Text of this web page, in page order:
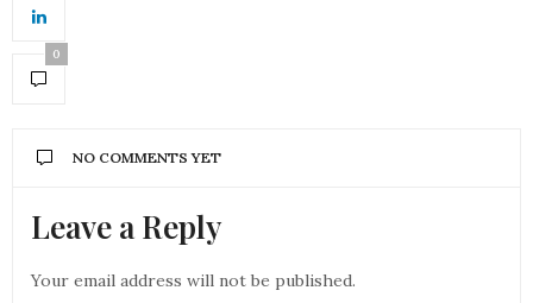
0
NO COMMENTS YET
Leave a Reply
Your email address will not be published.